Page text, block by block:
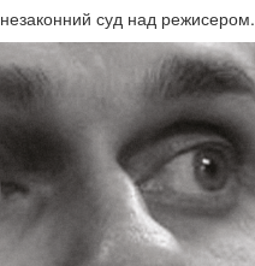
суд над режисером.